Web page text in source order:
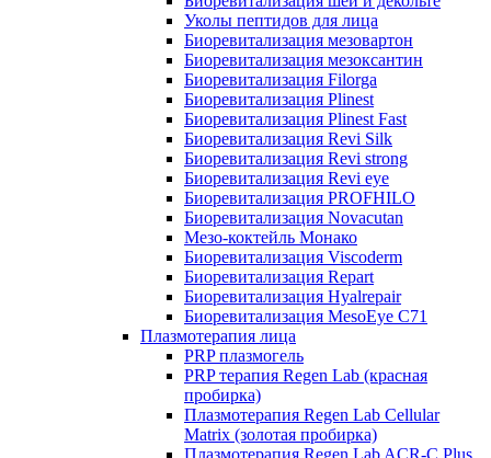
Уколы пептидов для лица
Биоревитализация мезовартон
Биоревитализация мезоксантин
Биоревитализация Filorga
Биоревитализация Plinest
Биоревитализация Plinest Fast
Биоревитализация Revi Silk
Биоревитализация Revi strong
Биоревитализация Revi eye
Биоревитализация PROFHILO
Биоревитализация Novacutan
Мезо-коктейль Монако
Биоревитализация Viscoderm
Биоревитализация Repart
Биоревитализация Hyalrepair
Биоревитализация MesoEye C71
Плазмотерапия лица
PRP плазмогель
PRP терапия Regen Lab (красная
пробирка)
Плазмотерапия Regen Lab Cellular
Matrix (золотая пробирка)
Плазмотерапия Regen Lab ACR-C Plus